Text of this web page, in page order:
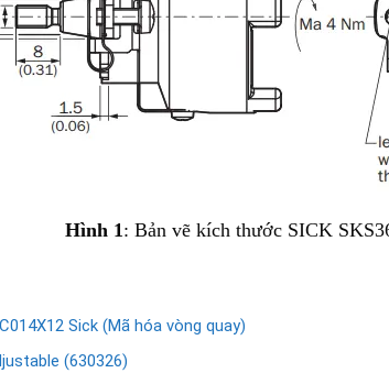
Hình 1: Bản vẽ kích thước SICK
Sick (Mã hóa vòng quay)
(630326)